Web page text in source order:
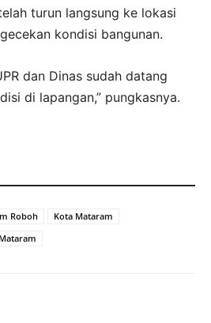
turun langsung ke lokasi
kondisi bangunan.
dan Dinas sudah datang
di lapangan,” pungkasnya.
Roboh
Kota Mataram